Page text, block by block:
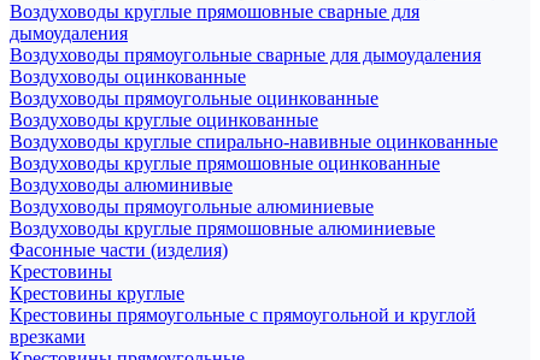
Воздуховоды круглые прямошовные сварные для
дымоудаления
Воздуховоды прямоугольные сварные для дымоудаления
Воздуховоды оцинкованные
Воздуховоды прямоугольные оцинкованные
Воздуховоды круглые оцинкованные
Воздуховоды круглые спирально-навивные оцинкованные
Воздуховоды круглые прямошовные оцинкованные
Воздуховоды алюминивые
Воздуховоды прямоугольные алюминиевые
Воздуховоды круглые прямошовные алюминиевые
Фасонные части (изделия)
Крестовины
Крестовины круглые
Крестовины прямоугольные с прямоугольной и круглой
врезками